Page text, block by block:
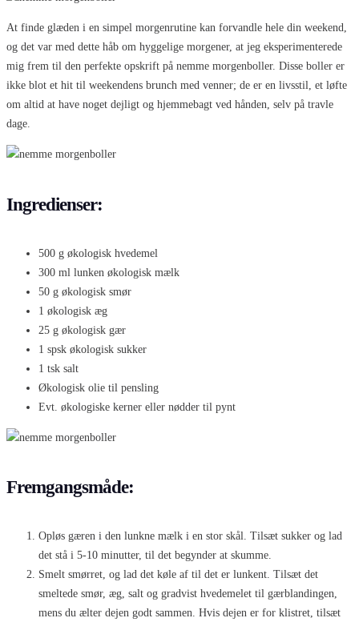
At finde glæden i en simpel morgenrutine kan forvandle hele din weekend,
og det var med dette håb om hyggelige morgener, at jeg eksperimenterede
mig frem til den perfekte opskrift på nemme morgenboller. Disse boller er
ikke blot et hit til weekendens brunch med venner; de er en livsstil, et løfte
om altid at have noget dejligt og hjemmebagt ved hånden, selv på travle
dage.
Ingredienser:
500 g økologisk hvedemel
300 ml lunken økologisk mælk
50 g økologisk smør
1 økologisk æg
25 g økologisk gær
1 spsk økologisk sukker
1 tsk salt
Økologisk olie til pensling
Evt. økologiske kerner eller nødder til pynt
Fremgangsmåde:
Opløs gæren i den lunkne mælk i en stor skål. Tilsæt sukker og lad
det stå i 5-10 minutter, til det begynder at skumme.
Smelt smørret, og lad det køle af til det er lunkent. Tilsæt det
smeltede smør, æg, salt og gradvist hvedemelet til gærblandingen,
mens du ælter dejen godt sammen. Hvis dejen er for klistret, tilsæt